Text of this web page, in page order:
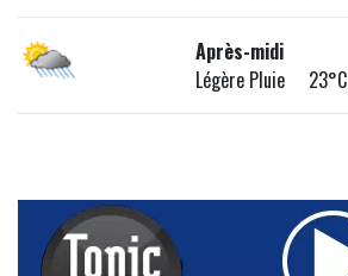
Après-midi
Légère Pluie 23°C